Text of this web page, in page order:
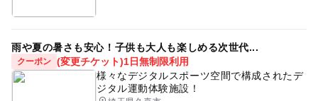
雨や夏の暑さも安心！子供も大人も楽しめる次世代...
クーポン (変更チケット)1日無制限利用
様々なデジタルスポーツ空間で構成されたデ
ジタル運動体験施設！